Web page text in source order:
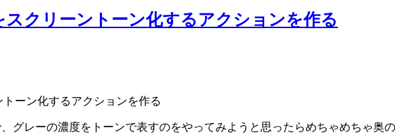
スクリーントーン化するアクションを作る
グレーの濃度をトーンで表すのをやってみようと思ったらめちゃめちゃ